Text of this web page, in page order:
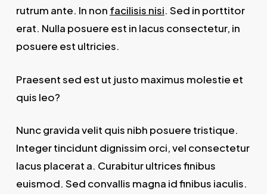
rutrum ante. In non facilisis nisi. Sed in porttitor
erat. Nulla posuere est in lacus consectetur, in
posuere est ultricies.
Praesent sed est ut justo maximus molestie et
quis leo?
Nunc gravida velit quis nibh posuere tristique.
Integer tincidunt dignissim orci, vel consectetur
lacus placerat a. Curabitur ultrices finibus
euismod. Sed convallis magna id finibus iaculis.